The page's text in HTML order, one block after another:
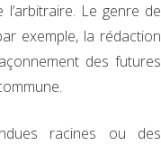
l’arbitraire. Le genre de
exemple, la rédaction
des futures
racines ou des